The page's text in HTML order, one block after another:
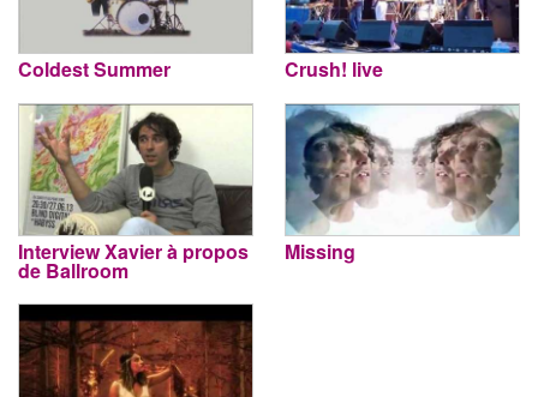
Coldest Summer Crush! live
Interview Xavier à propos
de Ballroom
Missing